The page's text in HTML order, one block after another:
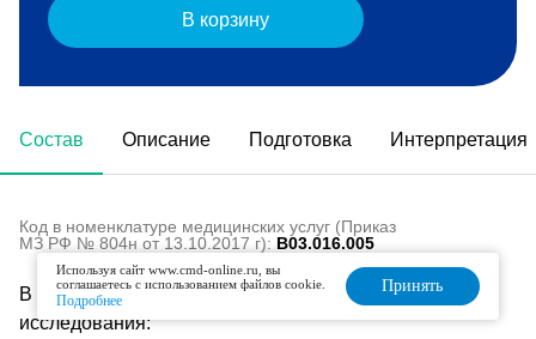
Состав Описание Подготовка Интерпретация
Код в номенклатуре медицинских услуг (Приказ
МЗ РФ № 804н от 13.10.2017 г): B03.016.005
В состав данного комплекса входят следующие
исследования:
В корзину
Используя сайт www.cmd-online.ru, вы
соглашаетесь с использованием файлов cookie.
Подробнее
Принять